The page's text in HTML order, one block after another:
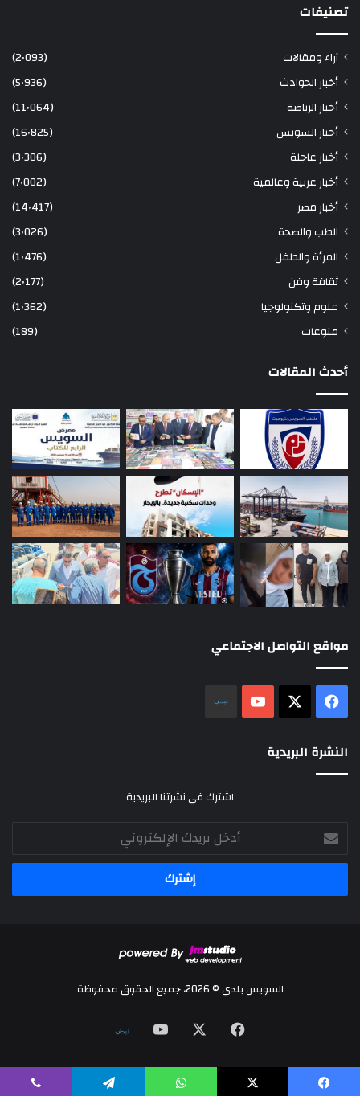
تصنيفات
آراء ومقالات
(2٬093)
أخبار الحوادث
(5٬936)
أخبار الرياضة
(11٬064)
أخبار السويس
(16٬825)
أخبار عاجلة
(3٬306)
أخبار عربية وعالمية
(7٬002)
أخبار مصر
(14٬417)
الطب والصحة
(3٬026)
المرأة والطفل
(1٬476)
ثقافة وفن
(2٬177)
علوم وتكنولوجيا
(1٬362)
منوعات
(189)
أحدث المقالات
مواقع التواصل الاجتماعي
فيسبوك ‫YouTube
النشرة البريدية
اشترك في نشرتنا البريدية
أدخل
بريدك
الإلكتروني
السويس بلدي © 2026، جميع الحقوق محفوظة
فيسبوك ‫YouTube